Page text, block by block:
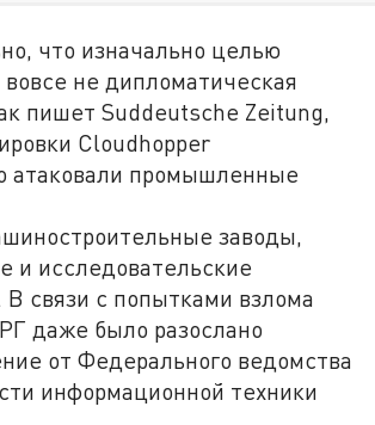
что изначально целью
вовсе не дипломатическая
пишет Suddeutsche Zeitung,
Cloudhopper
атаковали промышленные
заводы,
и исследовательские
В связи с попытками взлома
даже было разослано
от Федерального ведомства
информационной техники